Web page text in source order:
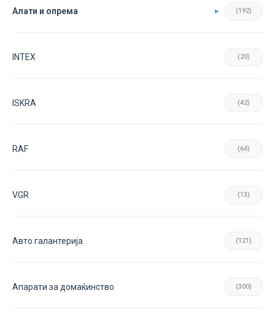
Aлати и опрема (192)
INTEX (20)
ISKRA (42)
RAF (64)
VGR (13)
Авто галантерија (121)
Апарати за домаќинство (300)